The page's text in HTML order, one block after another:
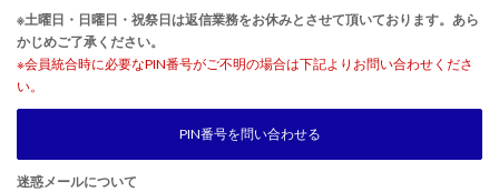
※土曜日・日曜日・祝祭日は返信業務をお休みとさせて頂いております。あら
かじめご了承ください。
※会員統合時に必要なPIN番号がご不明の場合は下記よりお問い合わせくださ
い。
PIN番号を問い合わせる
迷惑メールについて